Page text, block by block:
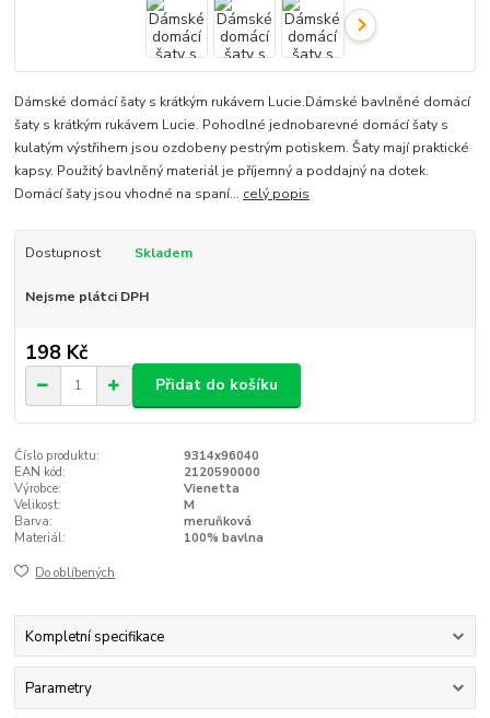
Dámské domácí šaty s krátkým rukávem Lucie.Dámské bavlněné domácí
šaty s krátkým rukávem Lucie. Pohodlné jednobarevné domácí šaty s
kulatým výstřihem jsou ozdobeny pestrým potiskem. Šaty mají praktické
kapsy. Použitý bavlněný materiál je příjemný a poddajný na dotek.
Domácí šaty jsou vhodné na spaní... celý popis
Dostupnost Skladem
Nejsme plátci DPH
198 Kč
Přidat do košíku
Číslo produktu:
9314x96040
EAN kód:
2120590000
Výrobce:
Vienetta
Velikost:
M
Barva:
meruňková
Materiál:
100% bavlna
Do oblíbených
Kompletní specifikace
Parametry